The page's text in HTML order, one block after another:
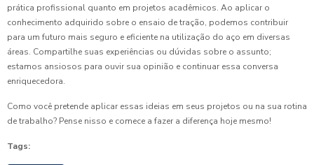
prática profissional quanto em projetos acadêmicos. Ao aplicar o
conhecimento adquirido sobre o ensaio de tração, podemos contribuir
para um futuro mais seguro e eficiente na utilização do aço em diversas
áreas. Compartilhe suas experiências ou dúvidas sobre o assunto;
estamos ansiosos para ouvir sua opinião e continuar essa conversa
enriquecedora.
Como você pretende aplicar essas ideias em seus projetos ou na sua rotina
de trabalho? Pense nisso e comece a fazer a diferença hoje mesmo!
Tags: